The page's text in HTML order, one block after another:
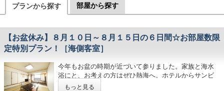
プランから探す 部屋から探す
【お盆休み】８月１０日～８月１５日の６日間☆お部屋数限
定特別プラン！［海側客室］
今年もお盆の時期が近づいて参りました。家族と海水
浴にと、お考えの方はぜひ熱海へ。ホテルからサンビ
ーチまでは歩いて１０分ほど。ご宿泊当日の１２時に
もっと見る